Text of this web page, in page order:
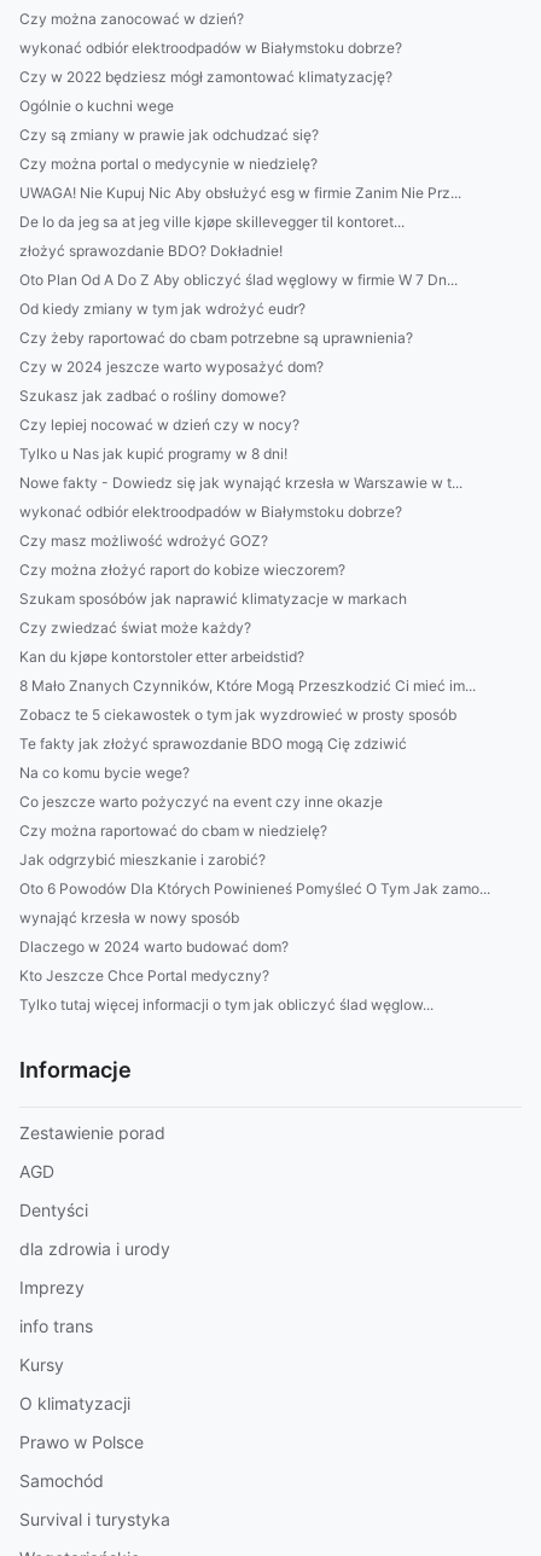
Czy można zanocować w dzień?
wykonać odbiór elektroodpadów w Białymstoku dobrze?
Czy w 2022 będziesz mógł zamontować klimatyzację?
Ogólnie o kuchni wege
Czy są zmiany w prawie jak odchudzać się?
Czy można portal o medycynie w niedzielę?
UWAGA! Nie Kupuj Nic Aby obsłużyć esg w firmie Zanim Nie Prz...
De lo da jeg sa at jeg ville kjøpe skillevegger til kontoret...
złożyć sprawozdanie BDO? Dokładnie!
Oto Plan Od A Do Z Aby obliczyć ślad węglowy w firmie W 7 Dn...
Od kiedy zmiany w tym jak wdrożyć eudr?
Czy żeby raportować do cbam potrzebne są uprawnienia?
Czy w 2024 jeszcze warto wyposażyć dom?
Szukasz jak zadbać o rośliny domowe?
Czy lepiej nocować w dzień czy w nocy?
Tylko u Nas jak kupić programy w 8 dni!
Nowe fakty - Dowiedz się jak wynająć krzesła w Warszawie w t...
wykonać odbiór elektroodpadów w Białymstoku dobrze?
Czy masz możliwość wdrożyć GOZ?
Czy można złożyć raport do kobize wieczorem?
Szukam sposóbów jak naprawić klimatyzacje w markach
Czy zwiedzać świat może każdy?
Kan du kjøpe kontorstoler etter arbeidstid?
8 Mało Znanych Czynników, Które Mogą Przeszkodzić Ci mieć im...
Zobacz te 5 ciekawostek o tym jak wyzdrowieć w prosty sposób
Te fakty jak złożyć sprawozdanie BDO mogą Cię zdziwić
Na co komu bycie wege?
Co jeszcze warto pożyczyć na event czy inne okazje
Czy można raportować do cbam w niedzielę?
Jak odgrzybić mieszkanie i zarobić?
Oto 6 Powodów Dla Których Powinieneś Pomyśleć O Tym Jak zamo...
wynająć krzesła w nowy sposób
Dlaczego w 2024 warto budować dom?
Kto Jeszcze Chce Portal medyczny?
Tylko tutaj więcej informacji o tym jak obliczyć ślad węglow...
Informacje
Zestawienie porad
AGD
Dentyści
dla zdrowia i urody
Imprezy
info trans
Kursy
O klimatyzacji
Prawo w Polsce
Samochód
Survival i turystyka